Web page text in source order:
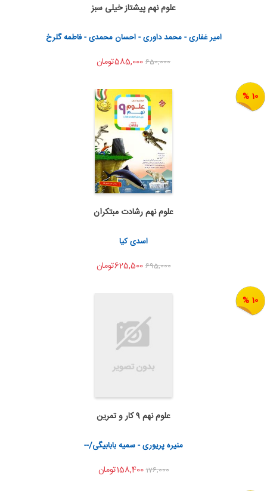
اضافه به سبد خرید
اشتراک گذاری
علوم نهم پیشتاز خیلی سبز
امیر غفاری - محمد داوری - احسان محمدی - فاطمه گلرخ
650,000
10 %
اضافه به سبد خرید
اشتراک گذاری
علوم نهم رشادت مبتکران
اسدی کیا
695,000625,500تومان
10 %
اضافه به سبد خرید
اشتراک گذاری
علوم نهم 9 کار و تمرین
منیره پریوری - سمیه بابابیگی/--
176,000158,400تومان